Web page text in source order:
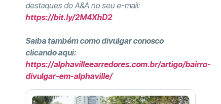
destaques do A&A no seu e-mail:
https://bit.ly/2M4XhD2
Saiba também como divulgar conosco
clicando aqui:
https://alphavilleearredores.com.br/artigo/bairro-
divulgar-em-alphaville/